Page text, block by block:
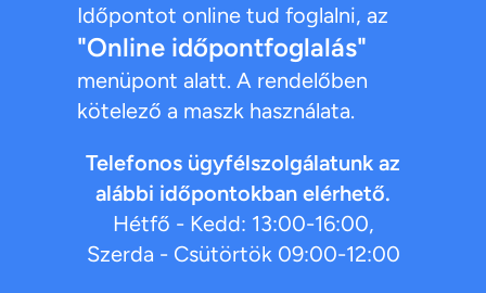
Időpontot online tud foglalni, az
"Online időpontfoglalás"
menüpont alatt. A rendelőben
kötelező a maszk használata.
Telefonos ügyfélszolgálatunk az
alábbi időpontokban elérhető.
Hétfő - Kedd: 13:00-16:00,
Szerda - Csütörtök 09:00-12:00